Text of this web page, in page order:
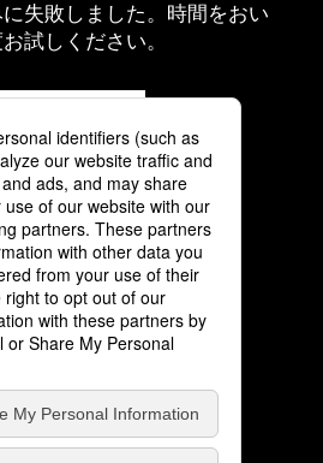
失敗しました。時間をおい
試しください。